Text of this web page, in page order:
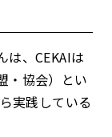
は、CEKAIは
・協会）とい
実践している